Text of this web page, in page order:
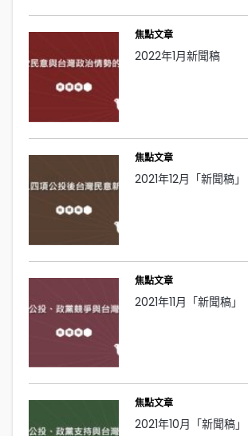
焦點文章
2022年1月新聞稿
焦點文章
2021年12月「新聞稿」
焦點文章
2021年11月「新聞稿」
焦點文章
2021年10月「新聞稿」